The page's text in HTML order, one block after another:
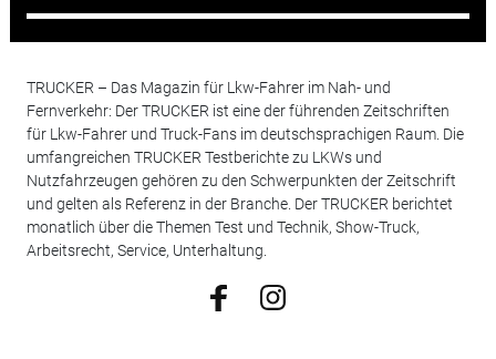
TRUCKER – Das Magazin für Lkw-Fahrer im Nah- und
Fernverkehr: Der TRUCKER ist eine der führenden Zeitschriften
für Lkw-Fahrer und Truck-Fans im deutschsprachigen Raum. Die
umfangreichen TRUCKER Testberichte zu LKWs und
Nutzfahrzeugen gehören zu den Schwerpunkten der Zeitschrift
und gelten als Referenz in der Branche. Der TRUCKER berichtet
monatlich über die Themen Test und Technik, Show-Truck,
Arbeitsrecht, Service, Unterhaltung.